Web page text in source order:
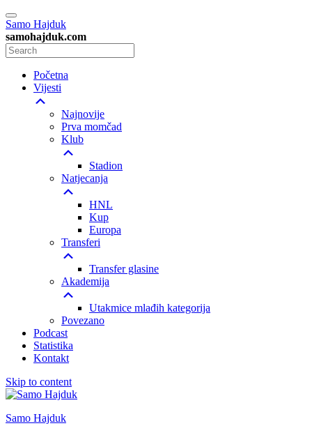
Samo Hajduk
samohajduk.com
Početna
Vijesti
Najnovije
Prva momčad
Klub
Stadion
Natjecanja
HNL
Kup
Europa
Transferi
Transfer glasine
Akademija
Utakmice mlađih kategorija
Povezano
Podcast
Statistika
Kontakt
Skip to content
Samo Hajduk